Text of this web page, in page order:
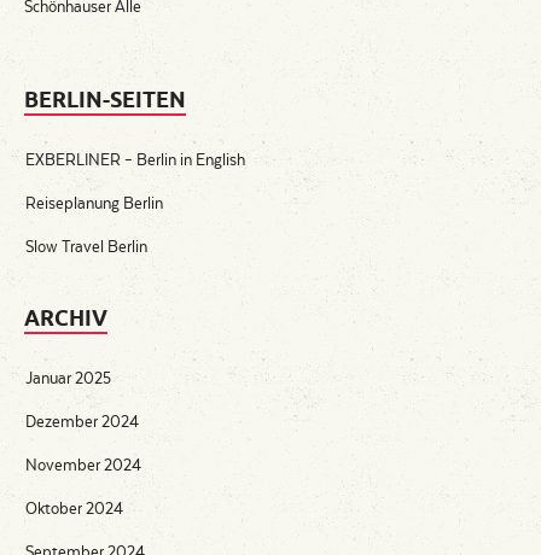
Schönhauser Alle
BERLIN-SEITEN
EXBERLINER – Berlin in English
Reiseplanung Berlin
Slow Travel Berlin
ARCHIV
Januar 2025
Dezember 2024
November 2024
Oktober 2024
September 2024